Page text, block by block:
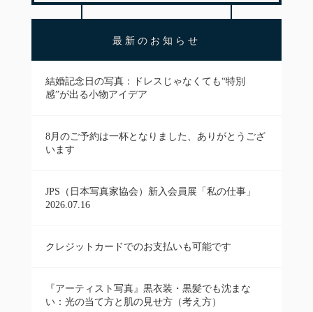
最新のお知らせ
結婚記念日の写真：ドレスじゃなくても“特別
感”が出る小物アイデア
8月のご予約は一杯となりました、ありがとうござ
います
JPS（日本写真家協会）新入会員展「私の仕事」
2026.07.16
クレジットカードでのお支払いも可能です
『アーティスト写真』黒衣装・黒髪でも沈まな
い：光の当て方と肌の見せ方（考え方）